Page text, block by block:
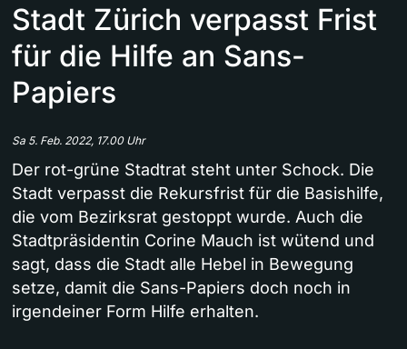
Stadt Zürich verpasst Frist
für die Hilfe an Sans-
Papiers
Sa 5. Feb. 2022, 17.00 Uhr
Der rot-grüne Stadtrat steht unter Schock. Die
Stadt verpasst die Rekursfrist für die Basishilfe,
die vom Bezirksrat gestoppt wurde. Auch die
Stadtpräsidentin Corine Mauch ist wütend und
sagt, dass die Stadt alle Hebel in Bewegung
setze, damit die Sans-Papiers doch noch in
irgendeiner Form Hilfe erhalten.